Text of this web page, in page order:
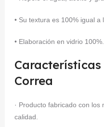
• Su textura es 100% igual
• Elaboración en vidrio 100%.
Correa
· Producto fabricado con los
calidad.